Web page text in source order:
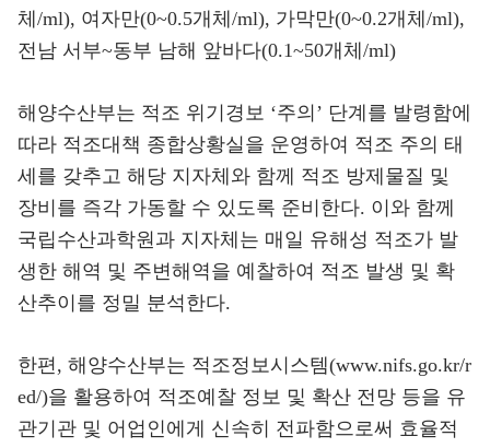
체/ml), 여자만(0~0.5개체/ml), 가막만(0~0.2개체/ml),
전남 서부~동부 남해 앞바다(0.1~50개체/ml)
해양수산부는 적조 위기경보 ‘주의’ 단계를 발령함에
따라 적조대책 종합상황실을 운영하여 적조 주의 태
세를 갖추고 해당 지자체와 함께 적조 방제물질 및
장비를 즉각 가동할 수 있도록 준비한다. 이와 함께
국립수산과학원과 지자체는 매일 유해성 적조가 발
생한 해역 및 주변해역을 예찰하여 적조 발생 및 확
산추이를 정밀 분석한다.
한편, 해양수산부는 적조정보시스템(www.nifs.go.kr/r
ed/)을 활용하여 적조예찰 정보 및 확산 전망 등을 유
관기관 및 어업인에게 신속히 전파함으로써 효율적